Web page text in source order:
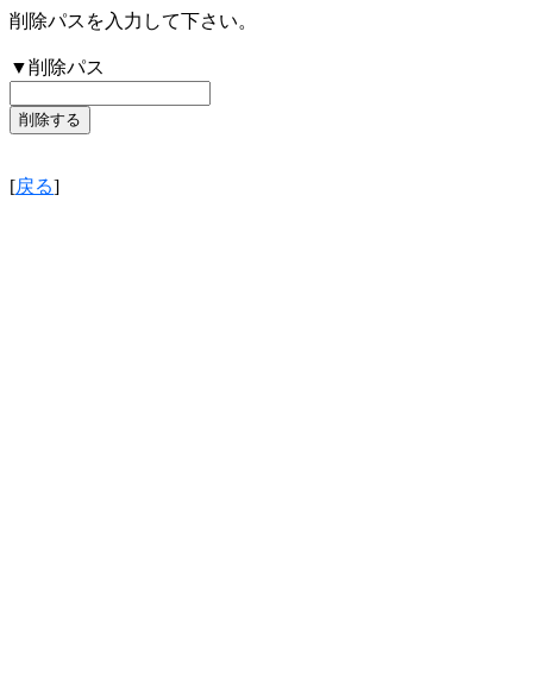
削除パスを入力して下さい。
▼削除パス
[戻る]